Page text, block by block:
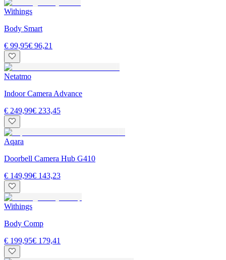
Withings
Body Smart
€ 99,95€ 96,21
Netatmo
Indoor Camera Advance
€ 249,99€ 233,45
Aqara
Doorbell Camera Hub G410
€ 149,99€ 143,23
Withings
Body Comp
€ 199,95€ 179,41